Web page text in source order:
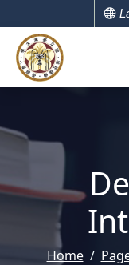
Home